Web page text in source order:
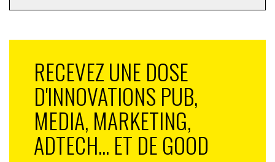
RECEVEZ UNE DOSE
D'INNOVATIONS PUB,
MEDIA, MARKETING,
ADTECH... ET DE GOOD